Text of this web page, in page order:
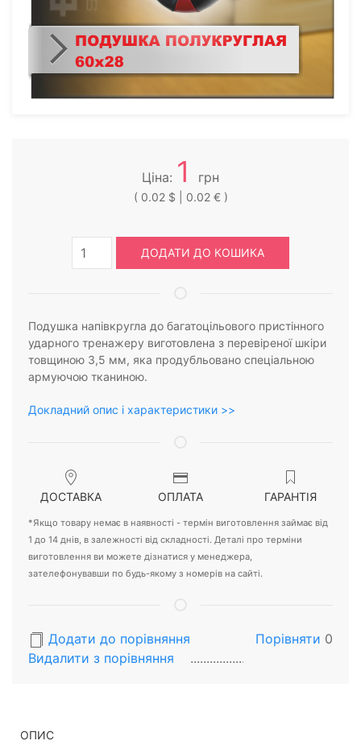
Ціна: 1 грн
( 0.02 $ | 0.02 € )
ДОДАТИ ДО КОШИКА
Подушка напівкругла до багатоцільового пристінного
ударного тренажеру виготовлена з перевіреної шкіри
товщиною 3,5 мм, яка продубльовано спеціальною
армуючою тканиною.
Докладний опис і характеристики >>
ДОСТАВКА ОПЛАТА ГАРАНТІЯ
*Якщо товару немає в наявності - термін виготовлення займає від
1 до 14 днів, в залежності від складності. Деталі про терміни
виготовлення ви можете дізнатися у менеджера,
зателефонувавши по будь-якому з номерів на сайті.
Додати до порівняння
Видалити з порiвняння
Порівняти 0
ОПИС